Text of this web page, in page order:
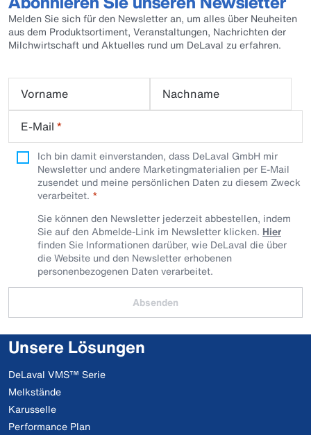
Melden Sie sich für den Newsletter an, um alles über Neuheiten
aus dem Produktsortiment, Veranstaltungen, Nachrichten der
Milchwirtschaft und Aktuelles rund um DeLaval zu erfahren.
Vorname
Nachname
E-Mail *
Ich bin damit einverstanden, dass DeLaval GmbH mir
Newsletter und andere Marketingmaterialien per E-Mail
zusendet und meine persönlichen Daten zu diesem Zweck
verarbeitet.
Sie können den Newsletter jederzeit abbestellen, indem
Sie auf den Abmelde-Link im Newsletter klicken. Hier
finden Sie Informationen darüber, wie DeLaval die über
die Website und den Newsletter erhobenen
personenbezogenen Daten verarbeitet.
Absenden
Unsere Lösungen
DeLaval VMS™ Serie
Melkstände
Karusselle
Performance Plan